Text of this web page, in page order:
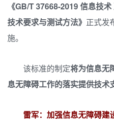
《GB/T 37668-2019 信息技
技术要求与测试方法》 正式发
施。
该标准的制定将为信息无
息无障碍工作的落实提供技术
雷军：加强信息无障碍建